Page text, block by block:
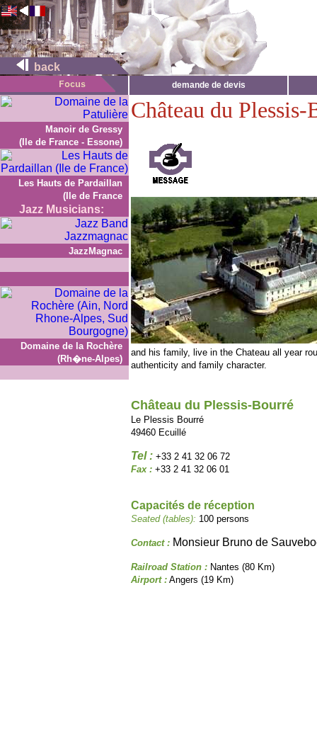
back
demande de devis
Manoir de Gressy
(Ile de France - Essone)
Les Hauts de Pardaillan
(Ile de France
Jazz Musicians:
JazzMagnac
Domaine de la Rochère
(Rh�ne-Alpes)
Château du Plessis-
and his family, live in the Chateau all year
authenticity and family character.
Château du Plessis-Bourré
Le Plessis Bourré
49460 Ecuillé
Tel : +33 2 41 32 06 72
Fax : +33 2 41 32 06 01
Capacités de réception
Seated (tables): 100 persons
Contact : Monsieur Bruno de
Railroad Station : Nantes (80 Km)
Airport : Angers (19 Km)